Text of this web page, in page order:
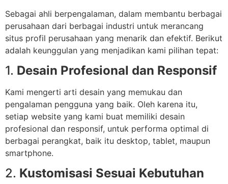
Sebagai ahli berpengalaman, dalam membantu berbagai
perusahaan dari berbagai industri untuk merancang
situs profil perusahaan yang menarik dan efektif. Berikut
adalah keunggulan yang menjadikan kami pilihan tepat:
1. Desain Profesional dan Responsif
Kami mengerti arti desain yang memukau dan
pengalaman pengguna yang baik. Oleh karena itu,
setiap website yang kami buat memiliki desain
profesional dan responsif, untuk performa optimal di
berbagai perangkat, baik itu desktop, tablet, maupun
smartphone.
2. Kustomisasi Sesuai Kebutuhan